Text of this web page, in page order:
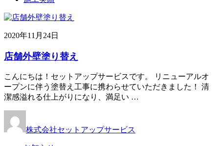
2020年11月24日
店舗外壁塗り替え
こんにちは！セットアップサービスです。 リニューアルオ
ープンに伴う塗替え工事に携わらせていただきました！ 清
潔感溢れる仕上がりになり、満足い …
株式会社セットアップサービス